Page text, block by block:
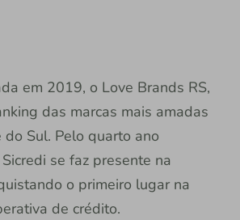
em 2019, o Love Brands RS,
das marcas mais amadas
do Sul. Pelo quarto ano
se faz presente na
o primeiro lugar na
de crédito.